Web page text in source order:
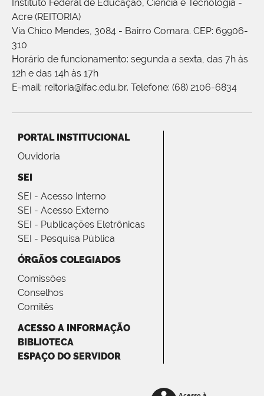
Instituto Federal de Educação, Ciência e Tecnologia -
Acre (REITORIA)
Via Chico Mendes, 3084 - Bairro Comara. CEP: 69906-
310
Horário de funcionamento: segunda a sexta, das 7h às
12h e das 14h às 17h
E-mail: reitoria@ifac.edu.br. Telefone: (68) 2106-6834
PORTAL INSTITUCIONAL
Ouvidoria
SEI
SEI - Acesso Interno
SEI - Acesso Externo
SEI - Publicações Eletrônicas
SEI - Pesquisa Pública
ÓRGÃOS COLEGIADOS
Comissões
Conselhos
Comitês
ACESSO A INFORMAÇÃO
BIBLIOTECA
ESPAÇO DO SERVIDOR